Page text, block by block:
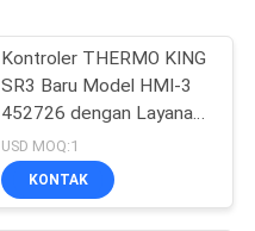
Kontroler THERMO KING
SR3 Baru Model HMI-3
452726 dengan Layanan
Perbaikan untuk SR2 SR3
SR4
USD MOQ:1
KONTAK